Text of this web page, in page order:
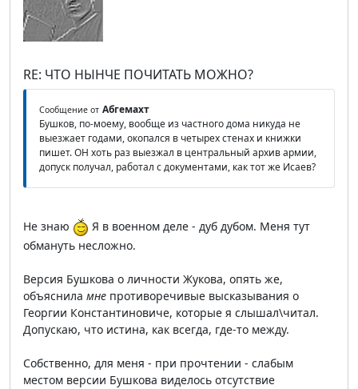
RE: ЧТО НЫНЧЕ ПОЧИТАТЬ МОЖНО?
Сообщение от Абгемахт
Бушков, по-моему, вообще из частного дома никуда не
выезжает годами, окопался в четырех стенах и книжки
пишет. ОН хоть раз выезжал в центральный архив армии,
допуск получал, работал с документами, как тот же Исаев?
Не знаю
Я в военном деле - дуб дубом. Меня тут
обмануть несложно.
Версия Бушкова о личности Жукова, опять же,
объяснила мне противоречивые высказывания о
Георгии Константиновиче, которые я слышал\читал.
Допускаю, что истина, как всегда, где-то между.
Собственно, для меня - при прочтении - слабым
местом версии Бушкова виделось отсутствие